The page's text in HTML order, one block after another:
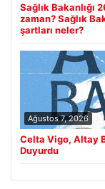
Sağlık Bakanlığı
zaman? Sağlık
şartları neler?
Ağustos 7, 2026
Celta Vigo, Altay
Duyurdu